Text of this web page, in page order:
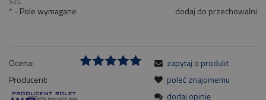
dodaj do przechowalni
* - Pole wymagane
Ocena:
Producent:
zapytaj o produkt
poleć znajomemu
dodaj opinię